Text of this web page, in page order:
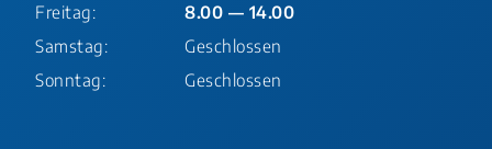
Freitag:
8.00 — 14.00
Samstag:
Geschlossen
Sonntag:
Geschlossen